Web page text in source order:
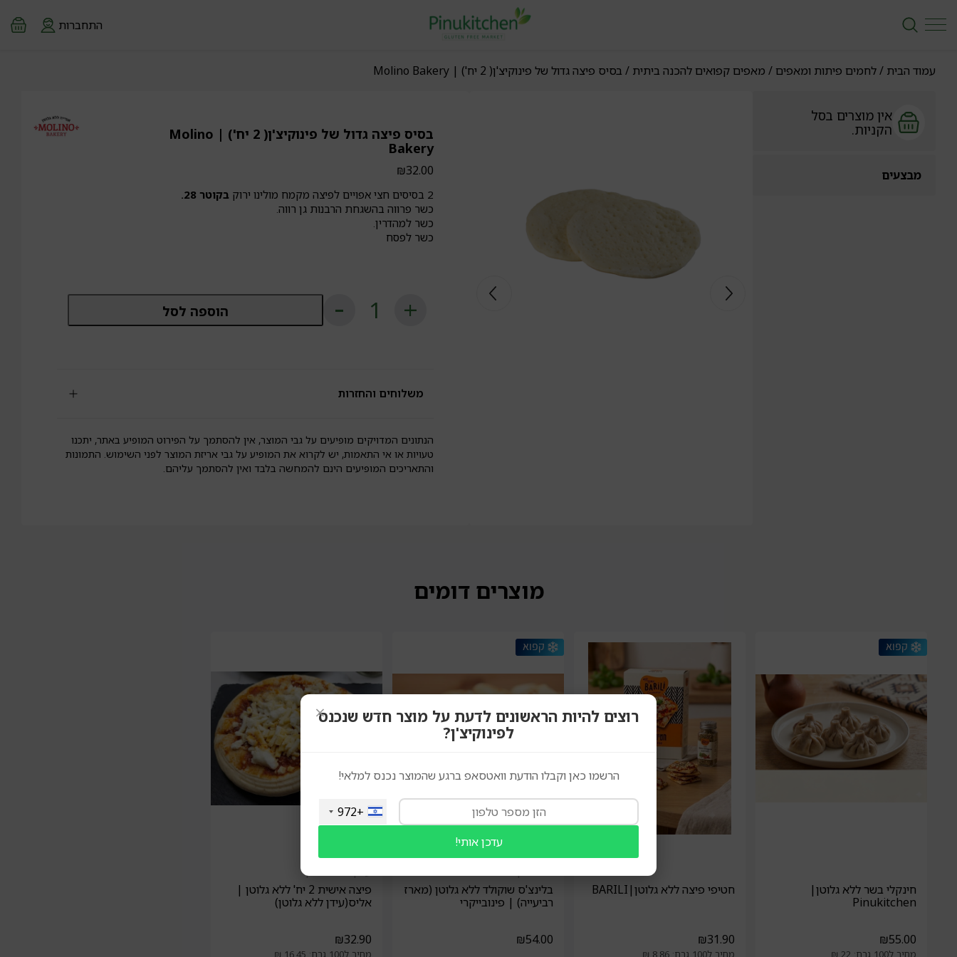
התחברות
עמוד הבית /לחמים פיתות ומאפים / מאפים קפואים להכנה ביתית / בסיס פיצה גדול של פינוקיצ'ן( 2 יח') | Molino Bakery
אין מוצרים בסל
הקניות.
מבצעים
בסיס פיצה גדול של פינוקיצ'ן( 2 יח') | Molino
Bakery
₪32.00
2 בסיסים חצי אפויים לפיצה מקמח מולינו ירוק
בקוטר 28.
כשר פרווה בהשגחת הרבנות גן רווה.
כשר למהדרין.
כשר לפסח
כמות
בסיס
Bakery
הוספה לסל
משלוחים והחזרות
הנתונים המדויקים מופיעים על גבי המוצר, אין להסתמך על הפירוט המופיע באתר, יתכנו
טעויות או אי התאמות, יש לקרוא את המופיע על גבי אריזת המוצר לפני השימוש. התמונות
והתאריכים המופיעים הינם להמחשה בלבד ואין להסתמך עליהם.
מוצרים דומים
חינקלי בשר ללא גלוטן|
Pinukitchen
₪55.00
מחיר ל100 גרם: 22 ₪
חטיפי פיצה ללא גלוטן|BARILI
₪31.90
מחיר ל100 גרם: 8.86 ₪
בלינצ'ס שוקולד ללא גלוטן (מארז
רביעייה) | פינובייקרי
₪54.00
עידן ללא גלוטן
פיצה אישית 2 יח' ללא גלוטן |
אליס(עידן ללא גלוטן)
₪32.90
מחיר ל100 גרם: 16.45 ₪
רוצים להיות הראשונים לדעת על מוצר חדש שנכנס
לפינוקיצ'ן?
×
הרשמו כאן וקבלו הודעת וואטסאפ ברגע שהמוצר נכנס למלאי!
+972
עדכן אותי!